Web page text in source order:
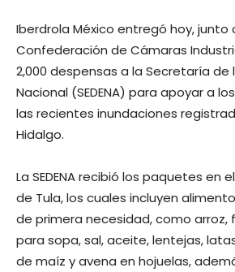
Iberdrola México entregó hoy, junto
Confederación de Cámaras
2,000 despensas a la Secretaría de
Nacional (SEDENA) para apoyar a
las recientes inundaciones
Hidalgo.
La SEDENA recibió los paquetes en
de Tula, los cuales incluyen
de primera necesidad, como arroz,
para sopa, sal, aceite, lentejas,
de maíz y avena en hojuelas,